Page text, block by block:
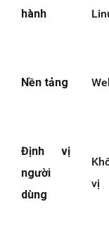
hành
Nền tảng
Định vị
người
dùng
vị